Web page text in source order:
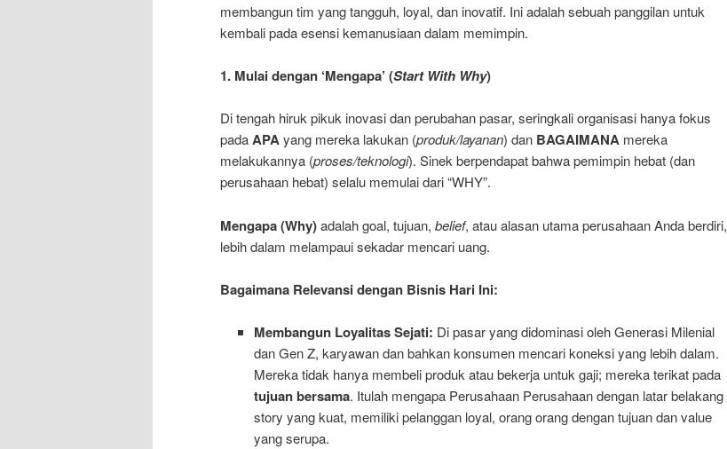
membangun tim yang tangguh, loyal, dan inovatif. Ini adalah sebuah panggilan untuk
kembali pada esensi kemanusiaan dalam memimpin.
1. Mulai dengan ‘Mengapa’ (Start With Why)
Di tengah hiruk pikuk inovasi dan perubahan pasar, seringkali organisasi hanya fokus
padaAPAyang mereka lakukan (produk/layanan) dan BAGAIMANA mereka
melakukannya (proses/teknologi). Sinek berpendapat bahwa pemimpin hebat (dan
perusahaan hebat) selalu memulai dari “WHY”.
Mengapa (Why)adalah goal, tujuan, belief, atau alasan utama perusahaan Anda berdiri,
lebih dalam melampaui sekadar mencari uang.
Bagaimana Relevansi dengan Bisnis Hari Ini:
Membangun Loyalitas Sejati: Di pasar yang didominasi oleh Generasi Milenial
dan Gen Z, karyawan dan bahkan konsumen mencari koneksi yang lebih dalam.
Mereka tidak hanya membeli produk atau bekerja untuk gaji; mereka terikat pada
tujuan bersama. Itulah mengapa Perusahaan Perusahaan dengan latar belakang
story yang kuat, memiliki pelanggan loyal, orang orang dengan tujuan dan value
yang serupa.